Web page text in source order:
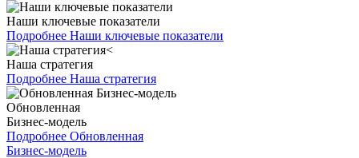
Наши ключевые показатели
Подробнее Наши ключевые показатели
Наша стратегия
Подробнее Наша стратегия
Обновленная
Бизнес-модель
Подробнее Обновленная
Бизнес-модель